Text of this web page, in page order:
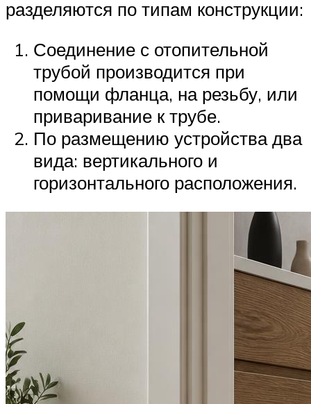
разделяются по типам конструкции:
Соединение с отопительной
трубой производится при
помощи фланца, на резьбу, или
приваривание к трубе.
По размещению устройства два
вида: вертикального и
горизонтального расположения.